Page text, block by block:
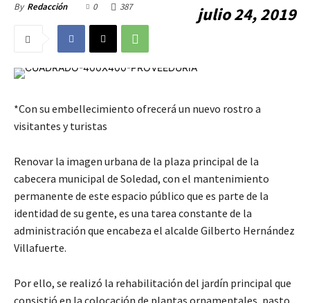
By Redacción julio 24, 2019
0 387
*Con su embellecimiento ofrecerá un nuevo rostro a
visitantes y turistas
Renovar la imagen urbana de la plaza principal de la
cabecera municipal de Soledad, con el mantenimiento
permanente de este espacio público que es parte de la
identidad de su gente, es una tarea constante de la
administración que encabeza el alcalde Gilberto Hernández
Villafuerte.
Por ello, se realizó la rehabilitación del jardín principal que